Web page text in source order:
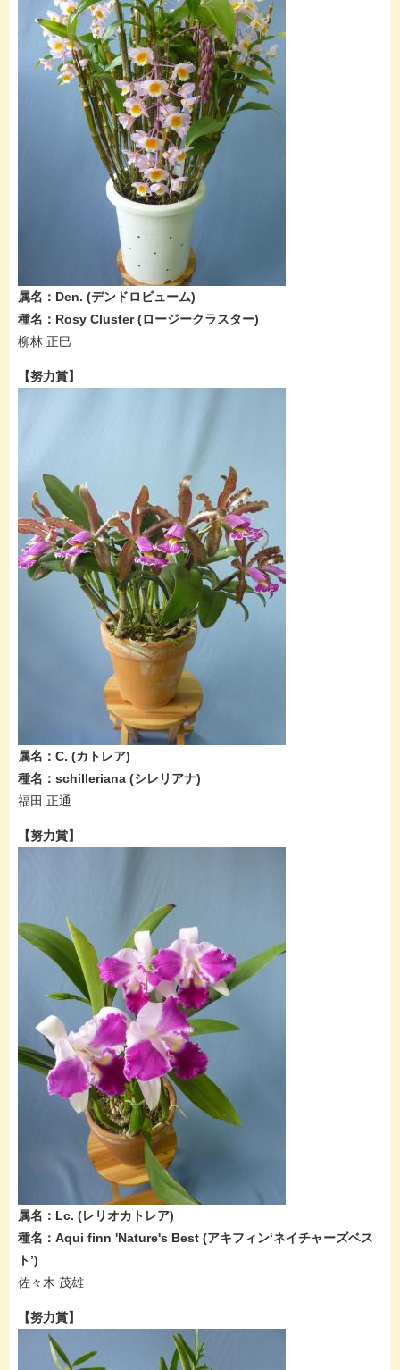
属名：Den.​ (デンドロビューム​)
種名：Rosy Cluster​ (ロージークラスター​​​)
柳林 正巳
【努力賞】
属名：C.​​ (カトレア​​)
種名：schilleriana​​ (シレリアナ​​​)
福田 正通
​【努力賞】
属名：Lc.​​​ (レリオカトレア​​​)
種名：Aqui finn 'Nature's Best​ (アキフィン‘ネイチャーズベス
ト’​​​​)
佐々木 茂雄​
【努力賞】